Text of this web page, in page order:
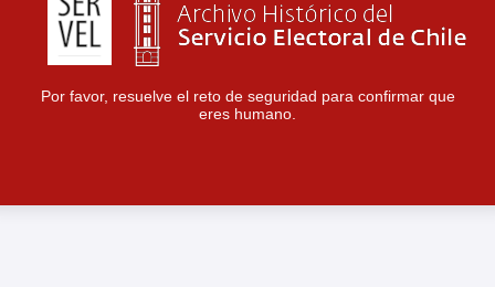
Por favor, resuelve el reto de seguridad para confirmar que
eres humano.